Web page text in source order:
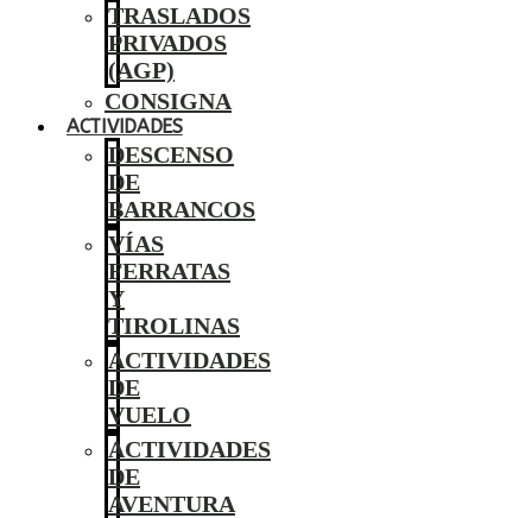
TRASLADOS
PRIVADOS
(AGP)
CONSIGNA
ACTIVIDADES
DESCENSO
DE
BARRANCOS
VÍAS
FERRATAS
Y
TIROLINAS
ACTIVIDADES
DE
VUELO
ACTIVIDADES
DE
AVENTURA